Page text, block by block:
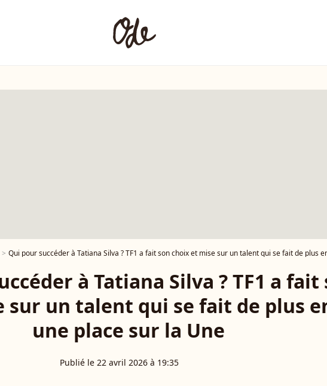
Qui pour succéder à Tatiana Silva ? TF1 a fait son choix et mise sur un talent qui se fait de plus
à Tatiana Silva ? TF1 a fait
sur un talent qui se fait de plus
une place sur la Une
Publié le 22 avril 2026 à 19:35